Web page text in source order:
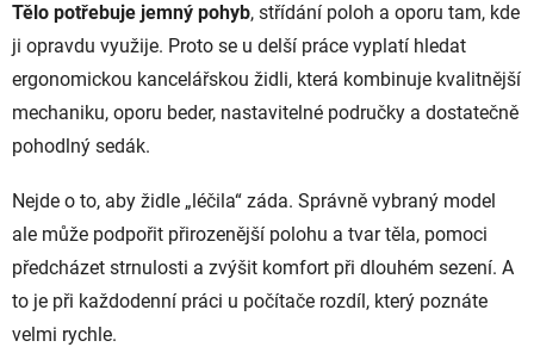
Tělo potřebuje jemný pohyb, střídání poloh a oporu tam, kde
ji opravdu využije. Proto se u delší práce vyplatí hledat
ergonomickou kancelářskou židli, která kombinuje kvalitnější
mechaniku, oporu beder, nastavitelné područky a dostatečně
pohodlný sedák.
Nejde o to, aby židle „léčila“ záda. Správně vybraný model
ale může podpořit přirozenější polohu a tvar těla, pomoci
předcházet strnulosti a zvýšit komfort při dlouhém sezení. A
to je při každodenní práci u počítače rozdíl, který poznáte
velmi rychle.